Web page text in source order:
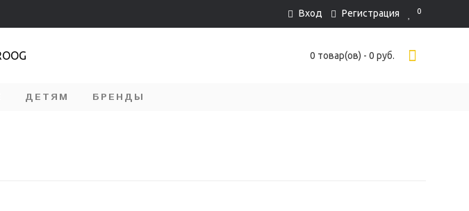
Вход Регистрация 0
0 товар(ов) - 0 руб.
ДЕТЯМ БРЕНДЫ